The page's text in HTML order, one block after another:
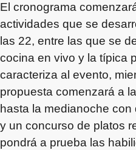
El cronograma
actividades que se
las 22, entre las que se
cocina en vivo y la típica
caracteriza al evento,
propuesta comenzará a
hasta la medianoche
y un concurso de platos
pondrá a prueba las